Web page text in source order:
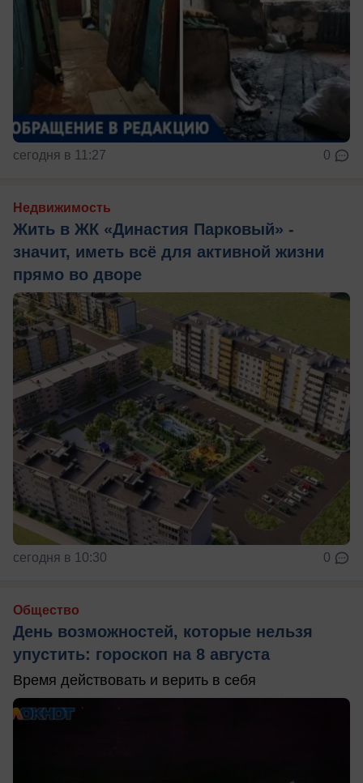
сегодня в 11:27 0
Недвижимость
Жить в ЖК «Династия Парковый» -
значит, иметь всё для активной жизни
прямо во дворе
сегодня в 10:30 0
Общество
День возможностей, которые нельзя
упустить: гороскоп на 8 августа
Время действовать и верить в себя